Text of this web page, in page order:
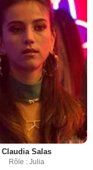
Claudia Salas
Rôle : Julia